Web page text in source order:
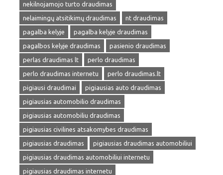
nekilnojamojo turto draudimas
nelaimingų atsitikimų draudimas
nt draudimas
pagalba kelyje
pagalba kelyje draudimas
pagalbos kelyje draudimas
pasienio draudimas
perlas draudimas lt
perlo draudimas
perlo draudimas internetu
perlo draudimas.lt
pigiausi draudimai
pigiausias auto draudimas
pigiausias automobilio draudimas
pigiausias automobiliu draudimas
pigiausias civilines atsakomybes draudimas
pigiausias draudimas
pigiausias draudimas automobiliui
pigiausias draudimas automobiliui internetu
pigiausias draudimas internetu